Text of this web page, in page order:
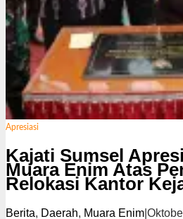
Apresiasi
Kajati Sumsel
Muara Enim Atas
Relokasi Kantor
Berita, Daerah, Muara Enim|